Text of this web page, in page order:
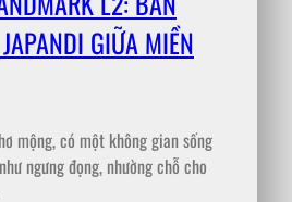
mộng, có một không gian sống
ngưng đọng, nhường chỗ cho